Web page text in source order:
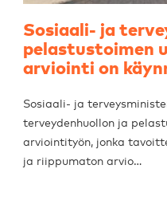
Sosiaali- ja
pelastustoimen
arviointi on
Sosiaali- ja
terveydenhuollon ja
arviointityön, jonka
ja riippumaton arvio…